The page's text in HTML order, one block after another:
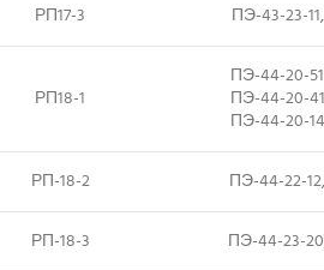
РП17-3 ПЭ-43-23-
РП18-1
ПЭ-44-20-
ПЭ-44-20-
ПЭ-44-20-
РП-18-2 ПЭ-44-22-
РП-18-3 ПЭ-44-23-